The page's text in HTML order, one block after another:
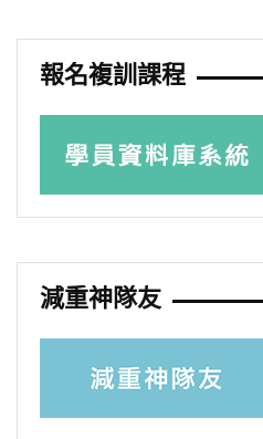
報名複訓課程
減重神隊友